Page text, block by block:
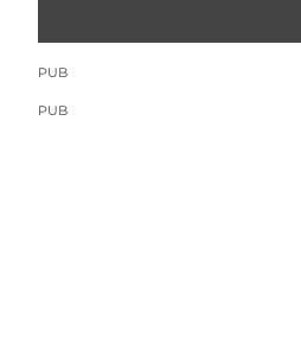
PUB
PUB